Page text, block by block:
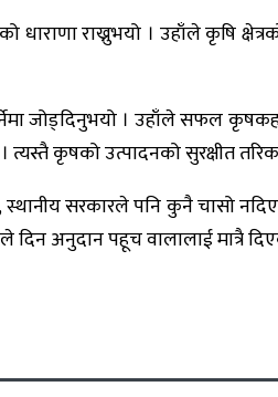
राख्नुभयो । उहाँले कृषि
जोड्दिनुभयो । उहाँले सफल
कृषको उत्पादनको सुरक्षीत
सरकारले पनि कुनै चासो
अनुदान पहूच वालालाई मात्रै